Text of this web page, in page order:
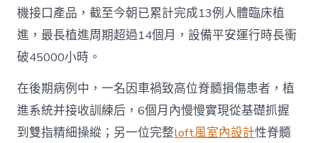
機接口產品，截至今朝已累計完成13例人體臨床植
進，最長植進周期超過14個月，設備平安運行時長衝
破45000小時。
在後期病例中，一名因車禍致高位脊髓損傷患者，植
進系統并接收訓練后，6個月內慢慢實現從基礎抓握
到雙指精細操縱；另一位完整loft風室內設計性脊髓